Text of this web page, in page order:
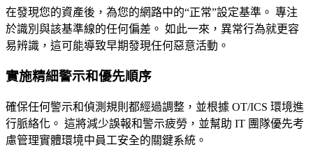
在發現您的資產後，為您的網路中的“正常”設定基準。 專注
於識別與該基準線的任何偏差。 如此一來，異常行為就更容
易辨識，這可能導致早期發現任何惡意活動。
實施精細警示和優先順序
確保任何警示和偵測規則都經過調整，並根據 OT/ICS 環境進
行脈絡化。 這將減少誤報和警示疲勞，並幫助 IT 團隊優先考
慮管理實體環境中員工安全的關鍵系統。